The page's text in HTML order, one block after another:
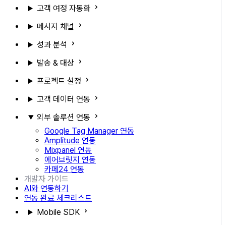
고객 여정 자동화
메시지 채널
성과 분석
발송 & 대상
프로젝트 설정
고객 데이터 연동
외부 솔루션 연동
Google Tag Manager 연동
Amplitude 연동
Mixpanel 연동
에어브릿지 연동
카페24 연동
개발자 가이드
AI와 연동하기
연동 완료 체크리스트
Mobile SDK